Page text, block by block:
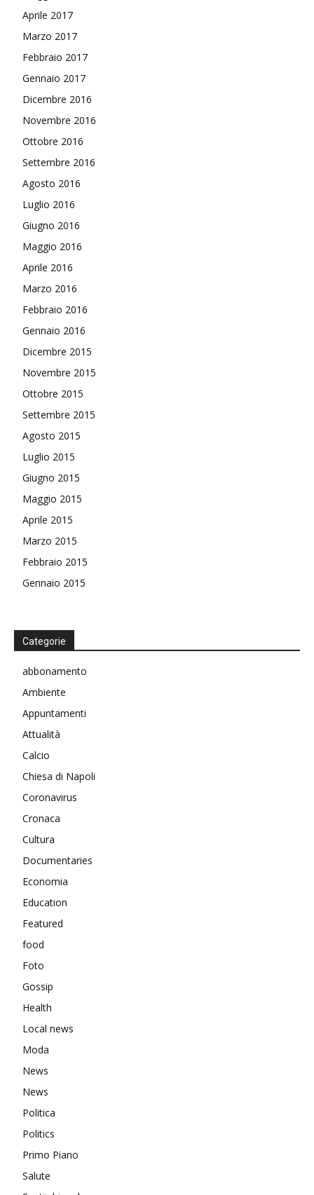
Aprile 2017
Marzo 2017
Febbraio 2017
Gennaio 2017
Dicembre 2016
Novembre 2016
Ottobre 2016
Settembre 2016
Agosto 2016
Luglio 2016
Giugno 2016
Maggio 2016
Aprile 2016
Marzo 2016
Febbraio 2016
Gennaio 2016
Dicembre 2015
Novembre 2015
Ottobre 2015
Settembre 2015
Agosto 2015
Luglio 2015
Giugno 2015
Maggio 2015
Aprile 2015
Marzo 2015
Febbraio 2015
Gennaio 2015
Categorie
abbonamento
Ambiente
Appuntamenti
Attualità
Calcio
Chiesa di Napoli
Coronavirus
Cronaca
Cultura
Documentaries
Economia
Education
Featured
food
Foto
Gossip
Health
Local news
Moda
News
News
Politica
Politics
Primo Piano
Salute